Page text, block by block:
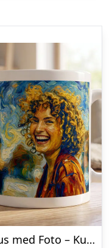
Krus med Foto – Kunstværk